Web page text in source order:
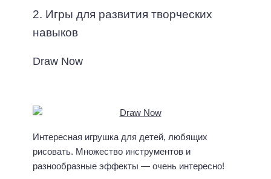
2. Игры для развития творческих
навыков
Draw Now
Интересная игрушка для детей, любящих
рисовать. Множество инструментов и
разнообразные эффекты — очень интересно!